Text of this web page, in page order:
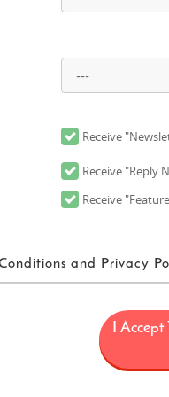
Receive
Receive "Reply
Receive
and Privacy
JAPAN利用規約
」とは、日本に関する情
Japanウェブサイト（理由の
定されません）（以下「本サ
I Accept